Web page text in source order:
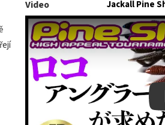
Video Jackall Pine